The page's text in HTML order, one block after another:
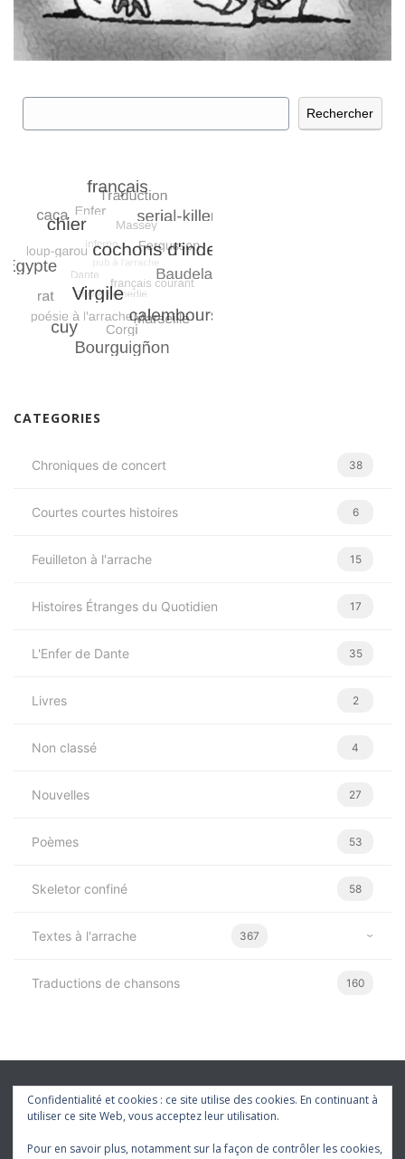
Rechercher
CATEGORIES
Chroniques de concert 38
Courtes courtes histoires 6
Feuilleton à l'arrache 15
Histoires Étranges du Quotidien 17
L'Enfer de Dante 35
Livres 2
Non classé 4
Nouvelles 27
Poèmes 53
Skeletor confiné 58
Textes à l'arrache 367
Traductions de chansons 160
Confidentialité et cookies : ce site utilise des cookies. En continuant à
utiliser ce site Web, vous acceptez leur utilisation.
Pour en savoir plus, notamment sur la façon de contrôler les cookies,